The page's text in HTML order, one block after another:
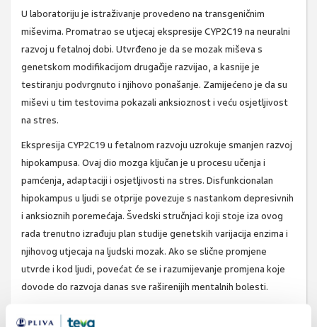
U laboratoriju je istraživanje provedeno na transgeničnim
miševima. Promatrao se utjecaj ekspresije CYP2C19 na neuralni
razvoj u fetalnoj dobi. Utvrđeno je da se mozak miševa s
genetskom modifikacijom drugačije razvijao, a kasnije je
testiranju podvrgnuto i njihovo ponašanje. Zamijećeno je da su
miševi u tim testovima pokazali anksioznost i veću osjetljivost
na stres.
Ekspresija CYP2C19 u fetalnom razvoju uzrokuje smanjen razvoj
hipokampusa. Ovaj dio mozga ključan je u procesu učenja i
pamćenja, adaptaciji i osjetljivosti na stres. Disfunkcionalan
hipokampus u ljudi se otprije povezuje s nastankom depresivnih
i anksioznih poremećaja. Švedski stručnjaci koji stoje iza ovog
rada trenutno izrađuju plan studije genetskih varijacija enzima i
njihovog utjecaja na ljudski mozak. Ako se slične promjene
utvrde i kod ljudi, povećat će se i razumijevanje promjena koje
dovode do razvoja danas sve raširenijih mentalnih bolesti.
Medscape